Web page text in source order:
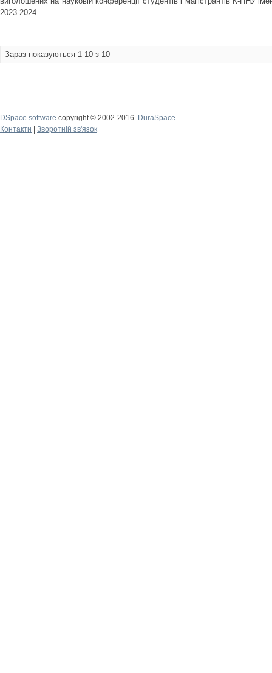
2023-2024 ...
Зараз показуються 1-10 з 10
DSpace software copyright © 2002-2016
DuraSpace
Контакти
Зворотній зв'язок